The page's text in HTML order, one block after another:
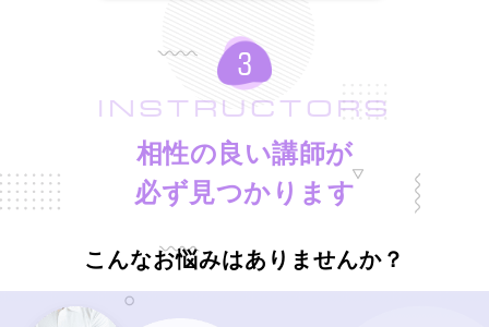
INSTRUCTORS
相性の良い講師が
必ず見つかります
こんなお悩みはありませんか？